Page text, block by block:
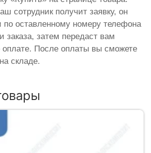
сотрудник получит заявку, он
по оставленному номеру телефона
заказа, затем передаст вам
После оплаты вы сможете
складе.